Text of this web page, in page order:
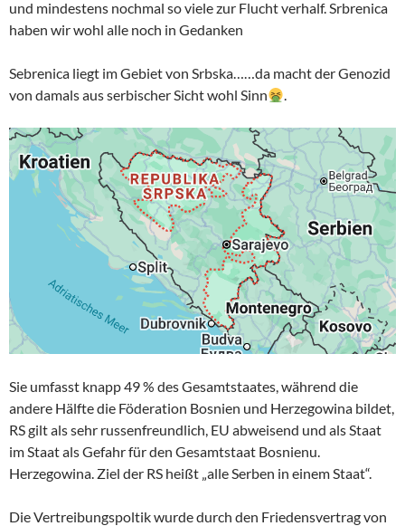
und mindestens nochmal so viele zur Flucht verhalf. Srbrenica
haben wir wohl alle noch in Gedanken
Sebrenica liegt im Gebiet von Srbska……da macht der Genozid
von damals aus serbischer Sicht wohl Sinn
.
Sie umfasst knapp 49 % des Gesamtstaates, während die
andere Hälfte die Föderation Bosnien und Herzegowina bildet,
RS gilt als sehr russenfreundlich, EU abweisend und als Staat
im Staat als Gefahr für den Gesamtstaat Bosnienu.
Herzegowina. Ziel der RS heißt „alle Serben in einem Staat“.
Die Vertreibungspoltik wurde durch den Friedensvertrag von